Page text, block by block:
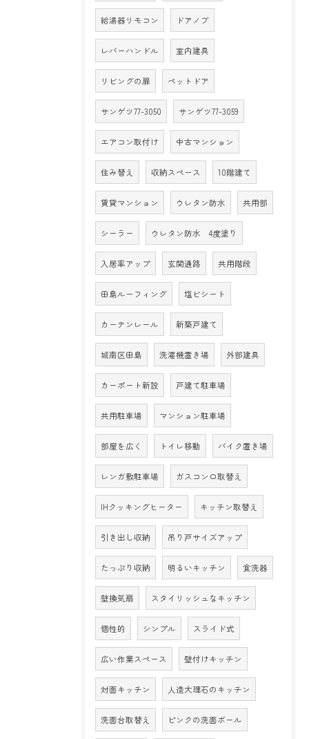
給湯器リモコン ドアノブ
レバーハンドル 室内建具
リビングの扉 ペットドア
サンゲツ77-3050 サンゲツ77-3059
エアコン取付け 中古マンション
住み替え 収納スペース 10階建て
賃貸マンション ウレタン防水 共用部
シーラー ウレタン防水 4度塗り
入居率アップ 玄関通路 共用階段
田島ルーフィング 塩ビシート
カーテンレール 新築戸建て
城南区田島 洗濯機置き場 外部建具
カーポート新設 戸建て駐車場
共用駐車場 マンション駐車場
部屋を広く トイレ移動 バイク置き場
レンガ敷駐車場 ガスコンロ取替え
IHクッキングヒーター キッチン取替え
引き出し収納 吊り戸サイズアップ
たっぷり収納 明るいキッチン 食洗器
壁換気扇 スタイリッシュなキッチン
個性的 シンプル スライド式
広い作業スペース 壁付けキッチン
対面キッチン 人造大理石のキッチン
洗面台取替え ピンクの洗面ボール